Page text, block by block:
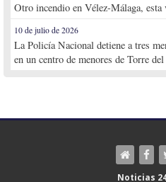
Otro incendio en Vélez-Málaga,
10 de julio de 2026
La Policía Nacional detiene a tres
en un centro de menores de Torre
Noticias